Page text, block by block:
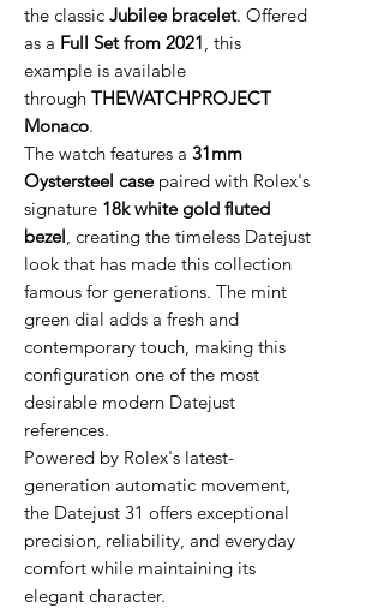
the classic Jubilee bracelet. Offered
as a Full Set from 2021, this
example is available
through THEWATCHPROJECT
Monaco.
The watch features a 31mm
Oystersteel casepaired with Rolex's
signature 18k white gold fluted
bezel, creating the timeless Datejust
look that has made this collection
famous for generations. The mint
green dial adds a fresh and
contemporary touch, making this
configuration one of the most
desirable modern Datejust
references.
Powered by Rolex's latest-
generation automatic movement,
the Datejust 31 offers exceptional
precision, reliability, and everyday
comfort while maintaining its
elegant character.